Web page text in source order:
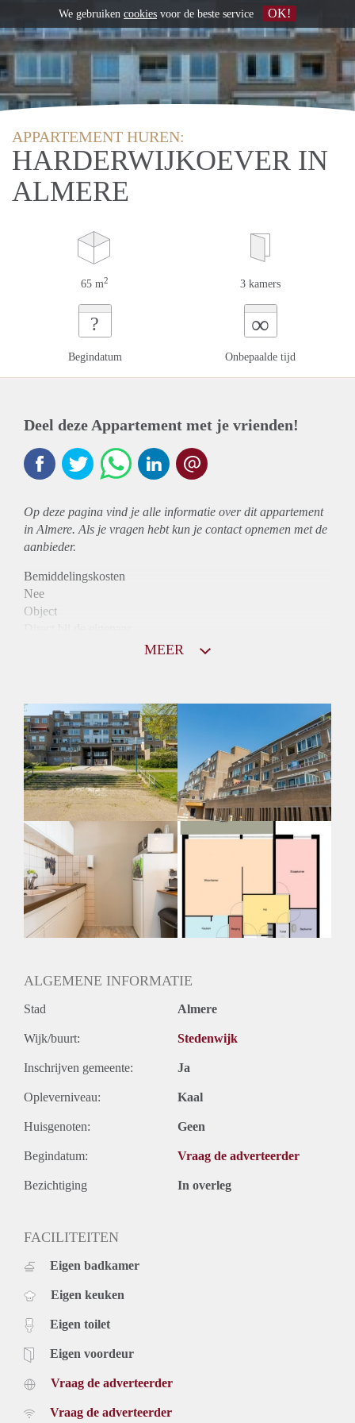
APPARTEMENT HUREN:
HARDERWIJKOEVER IN
ALMERE
65 m2 3 kamers
?
Begindatum
∞
Onbepaalde tijd
Deel deze Appartement met je vrienden!
Op deze pagina vind je alle informatie over ditappartement
in Almere. Als je vragen hebt kun je contact opnemen met de
aanbieder.
Bemiddelingskosten
Nee
Object
Huurtoeslag
Mogelijk
Inkomen eis
N.V.T.
Huurtermijn
Onbepaalde termijn
Oplevering
Kaal
MEER
ALGEMENE INFORMATIE
Stad Almere
Wijk/buurt: Stedenwijk
Inschrijven gemeente: Ja
Opleverniveau: Kaal
Huisgenoten: Geen
Begindatum: Vraag de adverteerder
Bezichtiging In overleg
FACILITEITEN
Eigen badkamer
Eigen keuken
Eigen toilet
Eigen voordeur
Vraag de adverteerder
Vraag de adverteerder
We gebruiken cookies voor de beste service OK!